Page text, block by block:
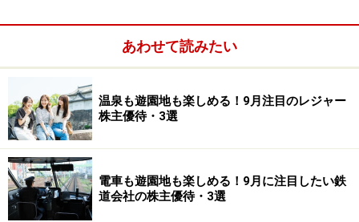
同社の株主優待はクオカードで、嬉しい金券優待銘柄で
す。しかも現金配当と併せた利回りは5％にも達します
ので、利回りの点から注目できると思います。まずは銘
柄データを見て見ましょう。
【銘柄データ】学究社（東証1部<9769>）
あわせて読みたい
温泉も遊園地も楽しめる！9月注目のレジャー
株主優待・3選
電車も遊園地も楽しめる！9月に注目したい鉄
道会社の株主優待・3選